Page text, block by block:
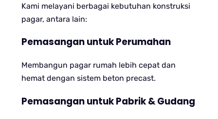
Kami melayani berbagai kebutuhan konstruksi
pagar, antara lain:
Pemasangan untuk Perumahan
Membangun pagar rumah lebih cepat dan
hemat dengan sistem beton precast.
Pemasangan untuk Pabrik & Gudang